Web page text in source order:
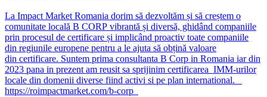
La Impact Market Romania dorim să dezvoltăm și să creștem o
comunitate locală B CORP vibrantă și diversă, ghidând companiile
prin procesul de certificare și implicând proactiv toate companiile
din regiunile europene pentru a le ajuta să obțină valoare
din certificare. Suntem prima consultanta B Corp in Romania iar din
2023 pana in prezent am reusit sa sprijinim certificarea IMM-urilor
locale din domenii diverse fiind activi si pe plan international.
https://roimpactmarket.com/b-corp